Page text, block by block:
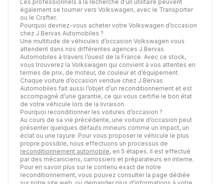
Les professionnels à la recherche d’un utilitaire peuvent
également se tourner vers Volkswagen, avec le Transporter
ou le Crafter.
Pourquoi devriez-vous acheter votre Volkswagen d’occasion
chez J.Bervas Automobiles ?
Une multitude de véhicules d’occasion Volkswagen vous
attendent dans nos différentes agences J.Bervas
Automobiles à travers l’ouest de la France. Avec ce stock,
vous trouverez la Volkswagen qui convient à vos attentes en
termes de prix, de moteur, de couleur et d’équipement.
Chaque voiture d’occasion vendue chez J.Bervas
Automobiles fait aussi l’objet d’un reconditionnement et est
accompagné d’une garantie, ce qui vous certifie le bon état
de votre véhicule lors de la livraison.
Pourquoi reconditionner les voitures d’occasion ?
Au cours de sa vie précédente, une voiture d’occasion peut
présenter quelques défauts mineurs comme un impact, un
éclat ou une rayure. Pour vous proposer le véhicule le plus
propre possible, nous effectuons un processus de
reconditionnement automobile, en 5 étapes. Il est effectué
par des mécaniciens, carrossiers et préparateurs en interne.
Pour en savoir plus sur le contenu exact de notre
reconditionnement, vous pouvez consulter la page dédiée